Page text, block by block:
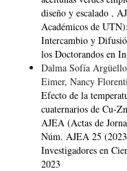
diseño y escalado ,
Académicos de
Intercambio y
los Doctorandos en
Dalma Sofía
Eimer, Nancy
Efecto de la
cuaternarios de Cu-
AJEA (Actas de
Núm. AJEA 25
Investigadores en
2023